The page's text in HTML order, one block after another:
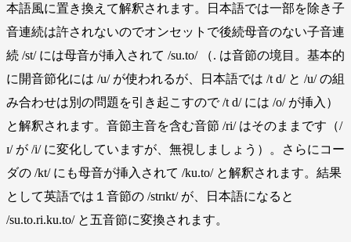
本語風に置き換えて解釈されます。日本語では一部を除き子
音連続は許されないのでオンセットで後続母音のない子音連
続 /st/ には母音が挿入されて /su.to/ （. は音節の境目。基本的
に開音節化には /u/ が使われるが、日本語では /t d/ と /u/ の組
み合わせは別の問題を引き起こすので /t d/ には /o/ が挿入）
と解釈されます。音節主音を含む音節 /ri/ はそのままです（/
ɪ/ が /i/ に変化していますが、無視しましょう）。さらにコー
ダの /kt/ にも母音が挿入されて /ku.to/ と解釈されます。結果
として英語では１音節の /strɪkt/ が、日本語になると
/su.to.ri.ku.to/ と五音節に変換されます。